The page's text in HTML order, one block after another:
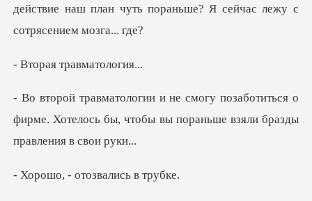
действие наш план чуть пораньше?
травмат
отиться о
фирме. Хотелось бы, чтобы вы пор
- отозвали